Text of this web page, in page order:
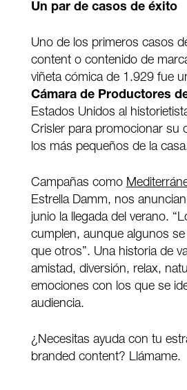
Un par de casos de éxito
Uno de los primeros casos
content o contenido de
viñeta cómica de 1.929 fue
Cámara de Productores
Estados Unidos al
Crisler para promocionar su
los más pequeños de la
Campañas como
Estrella Damm, nos
junio la llegada del verano.
cumplen, aunque algunos
que otros”. Una historia de
amistad, diversión, relax,
emociones con los que se
audiencia.
¿Necesitas ayuda con tu
branded content? Llámame.